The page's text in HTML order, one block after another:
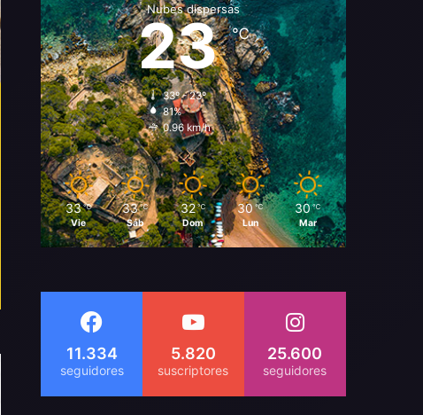
Nubes dispersas
23℃
33º - 23º
81%
0.96 km/h
33 ℃
Vie
33 ℃
Sáb
32 ℃
Dom
30 ℃
Lun
30 ℃
Mar
11.334 5.820 25.600